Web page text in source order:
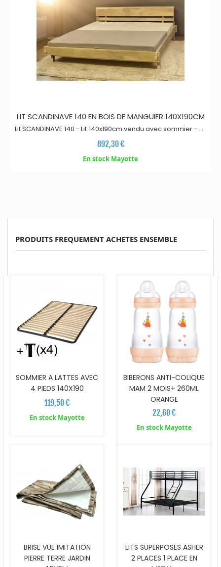
LIT SCANDINAVE 140 EN BOIS DE MANGUIER 140X190CM
Lit SCANDINAVE 140 - Lit 140x190cm vendu avec sommier - En
bois de manguier - Le charme du bois massif - Bo
tropicalisé - Ligne épurée - Qualité de fabrication -
892,30 €
En stock Mayotte
PRODUITS FREQUEMENT ACHETES ENSEMBLE
SOMMIER A LATTES AVEC
4 PIEDS 140X190
119,50 €
En stock Mayotte
BIBERONS ANTI-COLIQUE
MAM 2 MOIS+ 260ML
ORANGE
22,60 €
En stock Mayotte
BRISE VUE IMITATION
PIERRE TERRE JARDIN
LITS SUPERPOSES ASHER
2 PLACES 1 PLACE EN